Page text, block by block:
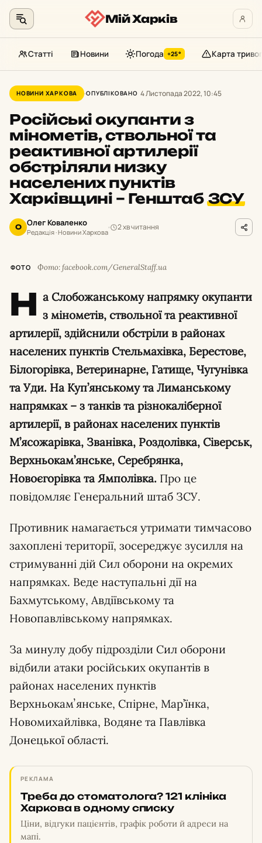
до
контенту
Мій Харків
Статті Новини Погода +25° Карта тривог
НОВИНИ ХАРКОВА ОПУБЛІКОВАНО 4 Листопада 2022, 10:45
Російські окупанти з
мінометів, ствольної та
реактивної артилерії
обстріляли низку
населених пунктів
Харківщині – Генштаб ЗСУ
О Олег Коваленко
Редакція · Новини Харкова
2 хв читання
ФОТО Фото: facebook.com/GeneralStaff.ua
Н а Слобожанському напрямку окупанти
з мінометів, ствольної та реактивної
артилерії, здійснили обстріли в районах
населених пунктів Стельмахівка, Берестове,
Білогорівка, Ветеринарне, Гатище, Чугунівка
та Уди. На Куп’янському та Лиманському
напрямках – з танків та різнокаліберної
артилерії, в районах населених пунктів
М’ясожарівка, Званівка, Роздолівка, Сіверськ,
Верхньокам’янське, Серебрянка,
Новоєгорівка та Ямполівка. Про це
повідомляє Генеральний штаб ЗСУ.
Противник намагається утримати тимчасово
захоплені території, зосереджує зусилля на
стримуванні дій Сил оборони на окремих
напрямках. Веде наступальні дії на
Бахмутському, Авдіївському та
Новопавлівському напрямках.
За минулу добу підрозділи Сил оборони
відбили атаки російських окупантів в
районах населених пунктів
Верхньокамʼянське, Спірне, Мар’їнка,
Новомихайлівка, Водяне та Павлівка
Донецької області.
РЕКЛАМА
Треба до стоматолога? 121 клініка
Харкова в одному списку
Ціни, відгуки пацієнтів, графік роботи й адреси на
мапі.